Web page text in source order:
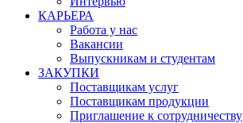
КАРЬЕРА
Работа у нас
Вакансии
Выпускникам и студентам
ЗАКУПКИ
Поставщикам услуг
Поставщикам продукции
Приглашение к сотрудничеству